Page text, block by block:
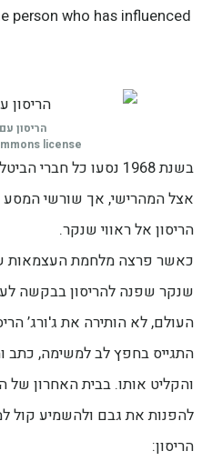
person who has influenced
הריסון
license
בשנת 1968 נסעו כל
אצל המהרישי, אך שורשי
הריסון אל ראווי שנקר.
שנקר שפנה להריסון בבקשה
העולם, לא הותירה את ג'ורג’
התגייס בחפץ לב למשימה, כתב
והקליט אותו. בבית האחרון של
להפנות את גבם ולהשמיע קול
הריסון: